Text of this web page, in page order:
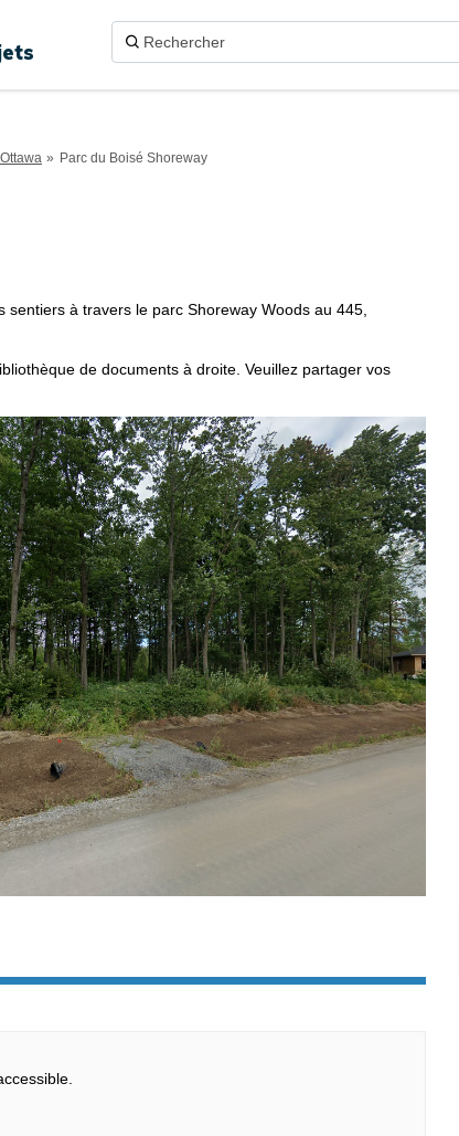
Parc du Boisé Shoreway
sur Facebook
sur Twitter
Shoreway sur Linkedin
Shoreway lien
à travers le parc Shoreway Woods au 445,
de documents à droite. Veuillez partager vos